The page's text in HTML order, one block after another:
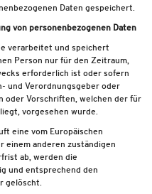
Daten gespeichert.
von personenbezogenen Daten
verarbeitet und speichert
Person nur für den Zeitraum,
erforderlich ist oder sofern
und Verordnungsgeber oder
oder Vorschriften, welchen der für
vorgesehen wurde.
eine vom Europäischen
einem anderen zuständigen
ab, werden die
und entsprechend den
gelöscht.